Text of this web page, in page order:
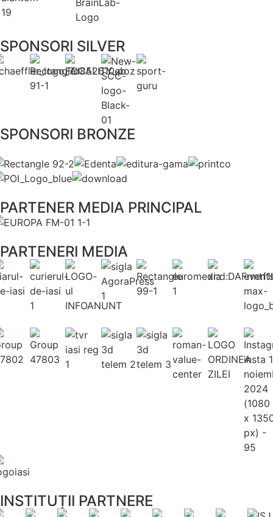
SPONSORI SILVER
SPONSORI BRONZE
PARTENER MEDIA PRINCIPAL
PARTENERI MEDIA
INSTITUȚII PARTNERE